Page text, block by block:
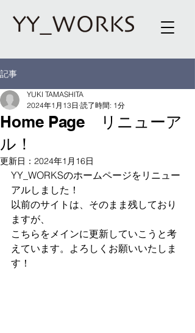
記事
Home Page リニューア
ル！
YUKI TAMASHITA
2024年1月13日 読了時間: 1分
更新日： 2024年1月16日
YY_WORKSのホームページをリニュー
アルしました！
以前のサイトは、そのまま残しており
ますが、
こちらをメインに更新していこうと考
えています。よろしくお願いいたしま
す！